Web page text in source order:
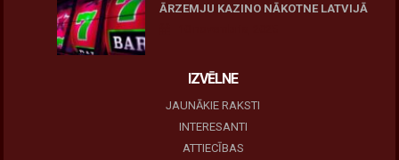
ĀRZEMJU KAZINO NĀKOTNE LATVIJĀ
IZVĒLNE
JAUNĀKIE RAKSTI
INTERESANTI
ATTIECĪBAS